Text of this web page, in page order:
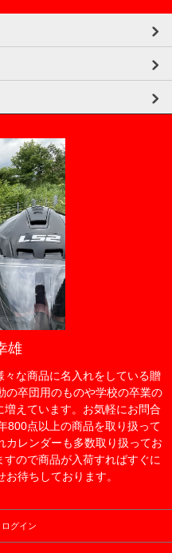
雄
々な商品に名入れをしている贈
の卒団用のものや学校の卒業の
えています。お気軽にお問合
800点以上の商品を取り扱って
カレンダーも多数取り扱ってお
ので商品が入荷すればすぐに
待ちしております。
ログイン